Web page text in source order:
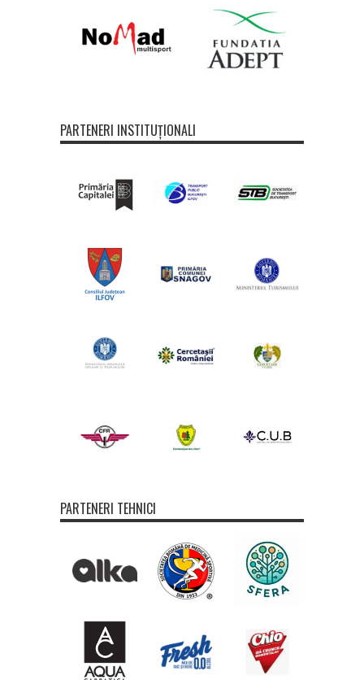
PARTENERI INSTITUȚIONALI
PARTENERI TEHNICI